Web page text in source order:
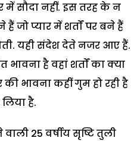
में सौदा नहीं. इस तरह के न
जो प्यार में शर्तों पर बने हैं
यही संदेश देते नजर आए हैं.
भावना है वहां शर्तों का क्या
भावना कहीं गुम हो रही है
है.
25 वर्षीय सृष्टि तुली